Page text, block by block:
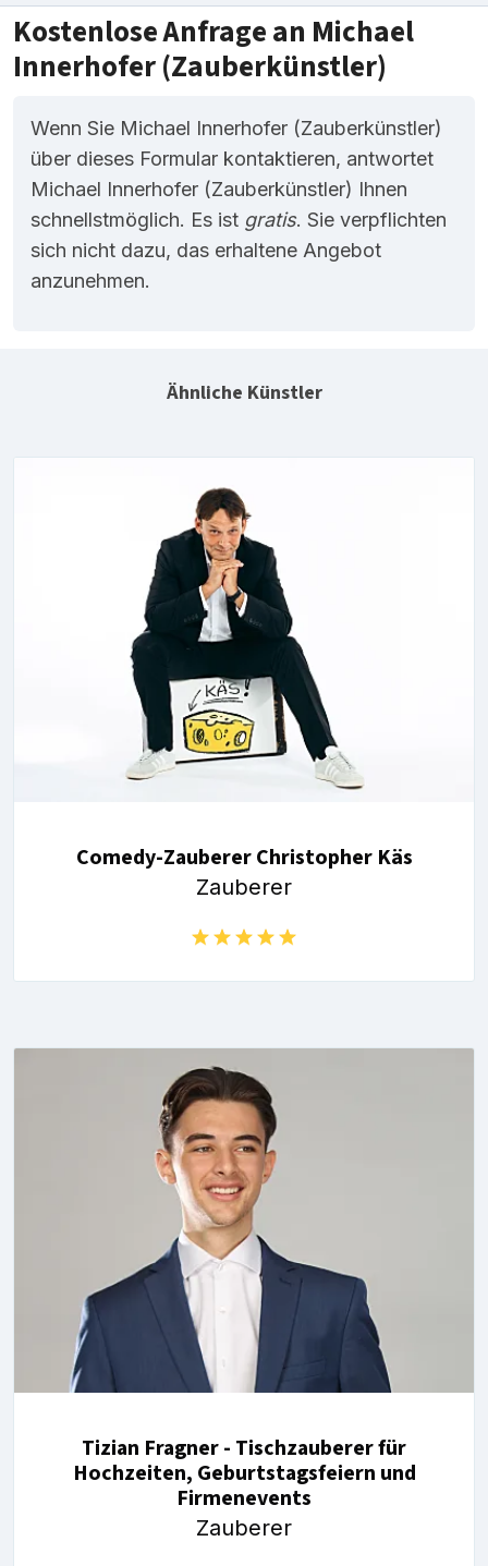
Kostenlose Anfrage an Michael
Innerhofer (Zauberkünstler)
Wenn Sie Michael Innerhofer (Zauberkünstler)
über dieses Formular kontaktieren, antwortet
Michael Innerhofer (Zauberkünstler) Ihnen
schnellstmöglich. Es ist gratis. Sie verpflichten
sich nicht dazu, das erhaltene Angebot
anzunehmen.
Ähnliche Künstler
Comedy-Zauberer Christopher Käs
Zauberer
Tizian Fragner - Tischzauberer für
Hochzeiten, Geburtstagsfeiern und
Firmenevents
Zauberer